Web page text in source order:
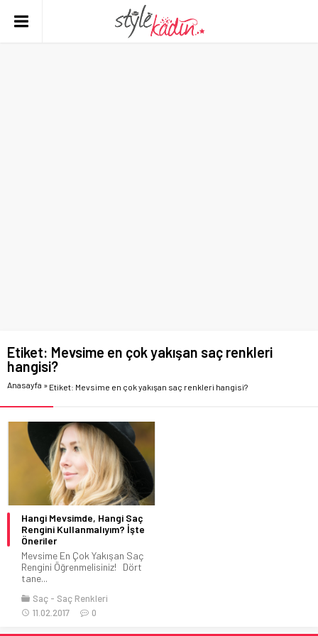
Etiket: Mevsime en çok yakışan saç renkleri
hangisi?
Anasayfa » Etiket: Mevsime en çok yakışan saç renkleri hangisi?
Hangi Mevsimde, Hangi Saç
Rengini Kullanmalıyım? İşte
Öneriler
Mevsime En Çok Yakışan Saç
Rengini Öğrenmelisiniz! Dört
tane...
Saç
Saç Renkleri
11.02.2017
0